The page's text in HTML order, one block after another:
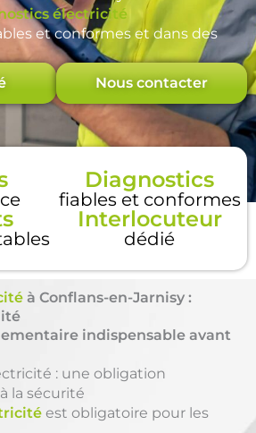
électricité
et conformes et dans des
Nous contacter
Diagnostics
fiables et conformes
Interlocuteur
dédié
à Conflans-en-Jarnisy :
indispensable avant
: une obligation
la sécurité
est obligatoire pour les